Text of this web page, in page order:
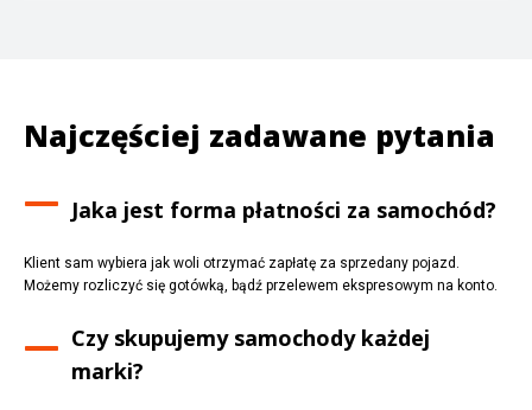
Najczęściej zadawane pytania
Jaka jest forma płatności za samochód?
Klient sam wybiera jak woli otrzymać zapłatę za sprzedany pojazd.
Możemy rozliczyć się gotówką, bądź przelewem ekspresowym na konto.
Czy skupujemy samochody każdej
marki?